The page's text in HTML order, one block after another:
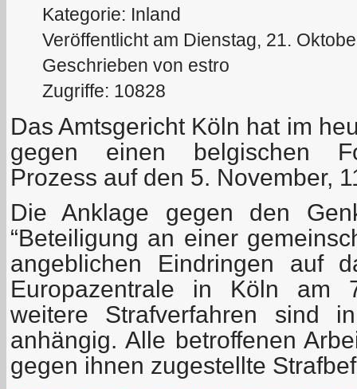
Kategorie: Inland
Veröffentlicht am Dienstag, 21.
Geschrieben von estro
Zugriffe: 10828
Das Amtsgericht Köln hat im
gegen einen belgischen
Prozess auf den 5. November,
Die Anklage gegen den
“Beteiligung an einer
angeblichen Eindringen auf
Europazentrale in Köln am
weitere Strafverfahren sind
anhängig. Alle betroffenen
gegen ihnen zugestellte